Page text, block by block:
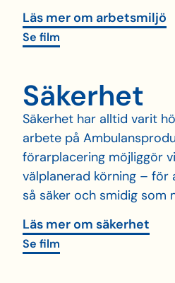
Läs mer om arbetsmiljö
Se film
Säkerhet
Säkerhet har alltid varit
arbete på
förarplacering möjliggör
välplanerad körning – för
så säker och smidig som
Läs mer om säkerhet
Se film